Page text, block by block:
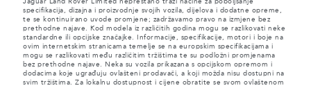
specifikacija, dizajna i proizvodnje svojih vozila, dijelova i dodatne opreme,
te se kontinuirano uvode promjene; zadržavamo pravo na izmjene bez
prethodne najave. Kod modela iz različitih godina mogu se razlikovati neke
standardne ili opcijske značajke. Informacije, specifikacije, motori i boje na
ovim internetskim stranicama temelje se na europskim specifikacijama i
mogu se razlikovati među različitim tržištima te su podložni promjenama
bez prethodne najave. Neka su vozila prikazana s opcijskom opremom i
dodacima koje ugrađuju ovlašteni prodavači, a koji možda nisu dostupni na
svim tržištima. Za lokalnu dostupnost i cijene obratite se svom ovlaštenom